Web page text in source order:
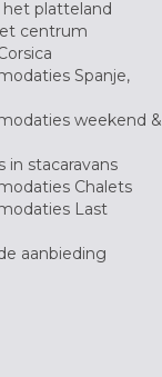
het platteland
centrum
Spanje,
weekend &
stacaravans
Chalets
Last
aanbieding